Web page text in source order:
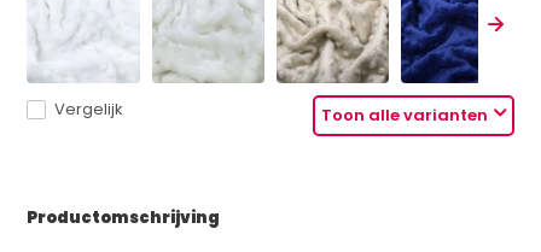
Toon alle varianten
Vergelijk
Productomschrijving